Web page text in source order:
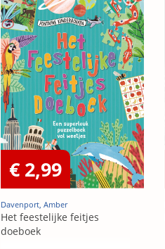
€ 2,99
Davenport, Amber
Het feestelijke feitjes
doeboek